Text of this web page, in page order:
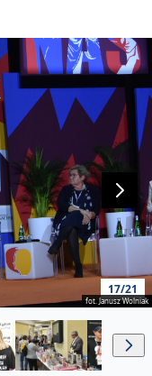
17/21
fot. Janusz Wolniak